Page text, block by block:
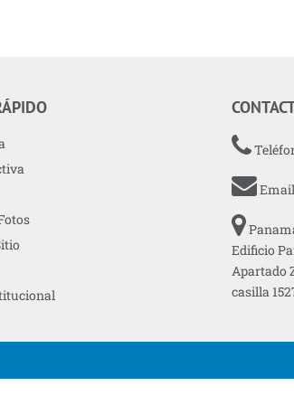
Edificio
Apartado
casilla